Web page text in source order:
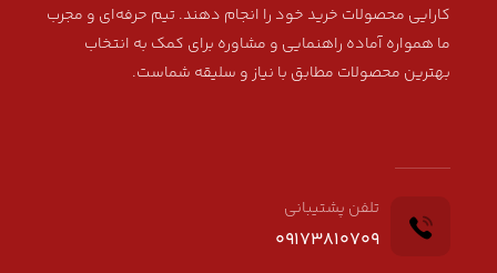
کارایی محصولات خرید خود را انجام دهند. تیم حرفه‌ای و مجرب
ما همواره آماده راهنمایی و مشاوره برای کمک به انتخاب
بهترین محصولات مطابق با نیاز و سلیقه شماست.
تلفن پشتیبانی
09173810709